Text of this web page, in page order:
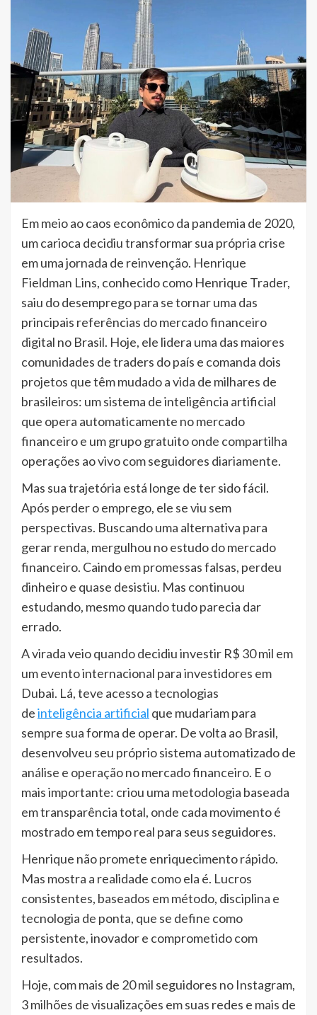
Em meio ao caos econômico da pandemia de 2020,
um carioca decidiu transformar sua própria crise
em uma jornada de reinvenção. Henrique
Fieldman Lins, conhecido como Henrique Trader,
saiu do desemprego para se tornar uma das
principais referências do mercado financeiro
digital no Brasil. Hoje, ele lidera uma das maiores
comunidades de traders do país e comanda dois
projetos que têm mudado a vida de milhares de
brasileiros: um sistema de inteligência artificial
que opera automaticamente no mercado
financeiro e um grupo gratuito onde compartilha
operações ao vivo com seguidores diariamente.
Mas sua trajetória está longe de ter sido fácil.
Após perder o emprego, ele se viu sem
perspectivas. Buscando uma alternativa para
gerar renda, mergulhou no estudo do mercado
financeiro. Caindo em promessas falsas, perdeu
dinheiro e quase desistiu. Mas continuou
estudando, mesmo quando tudo parecia dar
errado.
A virada veio quando decidiu investir R$ 30 mil em
um evento internacional para investidores em
Dubai. Lá, teve acesso a tecnologias
deinteligência artificial que mudariam para
sempre sua forma de operar. De volta ao Brasil,
desenvolveu seu próprio sistema automatizado de
análise e operação no mercado financeiro. E o
mais importante: criou uma metodologia baseada
em transparência total, onde cada movimento é
mostrado em tempo real para seus seguidores.
Henrique não promete enriquecimento rápido.
Mas mostra a realidade como ela é. Lucros
consistentes, baseados em método, disciplina e
tecnologia de ponta, que se define como
persistente, inovador e comprometido com
resultados.
Hoje, com mais de 20 mil seguidores no Instagram,
3 milhões de visualizações em suas redes e mais de